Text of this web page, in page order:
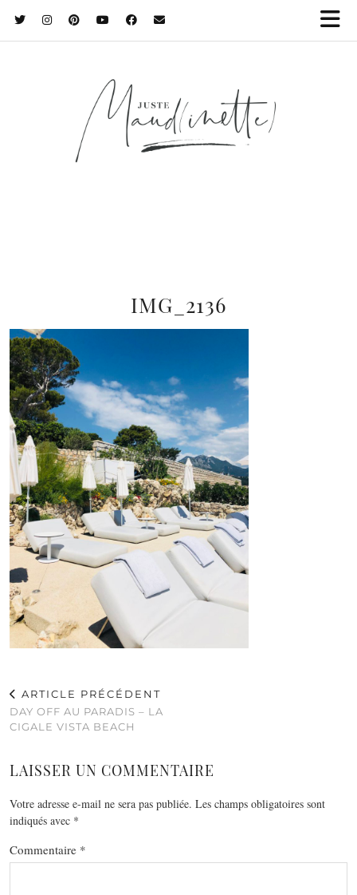
IMG_2136
ARTICLE PRÉCÉDENT
DAY OFF AU PARADIS – LA
CIGALE VISTA BEACH
LAISSER UN COMMENTAIRE
Votre adresse e-mail ne sera pas publiée. Les champs obligatoires sont
indiqués avec *
Commentaire *